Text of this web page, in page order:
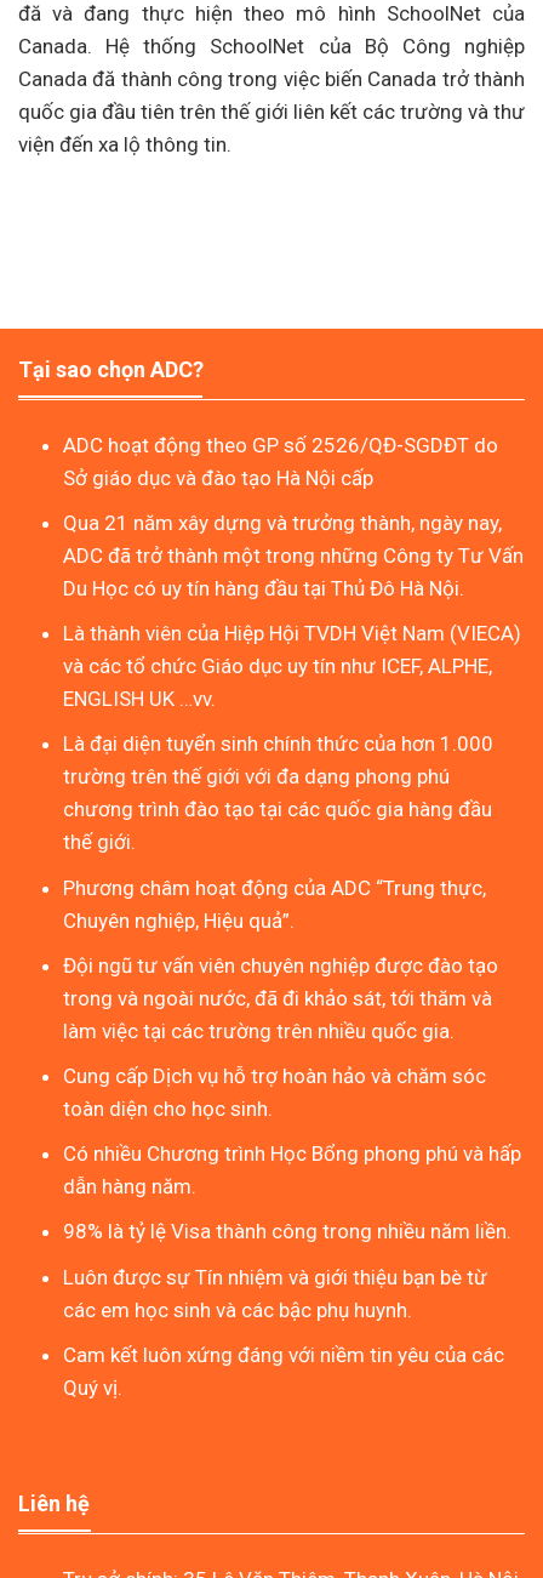
đă và đang thực hiện theo mô hình SchoolNet của
Canada. Hệ thống SchoolNet của Bộ Công nghiệp
Canada đă thành công trong việc biến Canada trở thành
quốc gia đầu tiên trên thế giới liên kết các trường và thư
viện đến xa lộ thông tin.
Tại sao chọn ADC?
ADC hoạt động theo GP số 2526/QĐ-SGDĐT do
Sở giáo dục và đào tạo Hà Nội cấp
Qua 21 năm xây dựng và trưởng thành, ngày nay,
ADC đã trở thành một trong những Công ty Tư Vấn
Du Học có uy tín hàng đầu tại Thủ Đô Hà Nội.
Là thành viên của Hiệp Hội TVDH Việt Nam (VIECA)
và các tổ chức Giáo dục uy tín như ICEF, ALPHE,
ENGLISH UK …vv.
Là đại diện tuyển sinh chính thức của hơn 1.000
trường trên thế giới với đa dạng phong phú
chương trình đào tạo tại các quốc gia hàng đầu
thế giới.
Phương châm hoạt động của ADC “Trung thực,
Chuyên nghiệp, Hiệu quả”.
Đội ngũ tư vấn viên chuyên nghiệp được đào tạo
trong và ngoài nước, đã đi khảo sát, tới thăm và
làm việc tại các trường trên nhiều quốc gia.
Cung cấp Dịch vụ hỗ trợ hoàn hảo và chăm sóc
toàn diện cho học sinh.
Có nhiều Chương trình Học Bổng phong phú và hấp
dẫn hàng năm.
98% là tỷ lệ Visa thành công trong nhiều năm liền.
Luôn được sự Tín nhiệm và giới thiệu bạn bè từ
các em học sinh và các bậc phụ huynh.
Cam kết luôn xứng đáng với niềm tin yêu của các
Quý vị.
Liên hệ